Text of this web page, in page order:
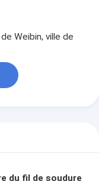
Weibin, ville de
du fil de soudure